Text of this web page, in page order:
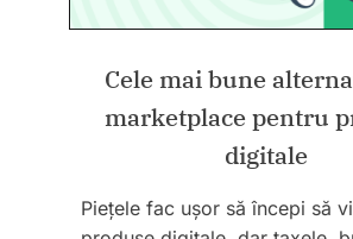
Cele mai bune
marketplace pentru
digitale
Piețele fac ușor să începi să